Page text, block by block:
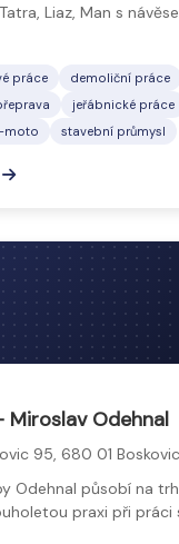
Liaz, Man s
práce
demoliční práce
jeřábnické práce
moto stavební průmysl
Odehnal
95, 680 01
Odehnal působí na
praxi při práci